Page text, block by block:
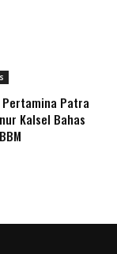
Pertamina Patra
Kalsel Bahas